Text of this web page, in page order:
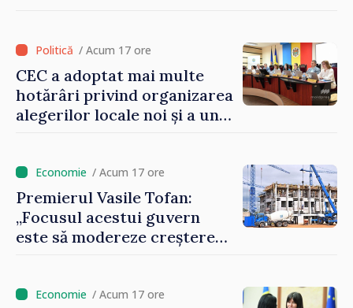
la buget / Acum 17 ore
CEC a adoptat mai multe
hotărâri privind organizarea
alegerilor locale noi și a unui
/ Acum 17 ore
Premierul Vasile Tofan:
„Focusul acestui guvern
este să modereze creșterea
/ Acum 17 ore